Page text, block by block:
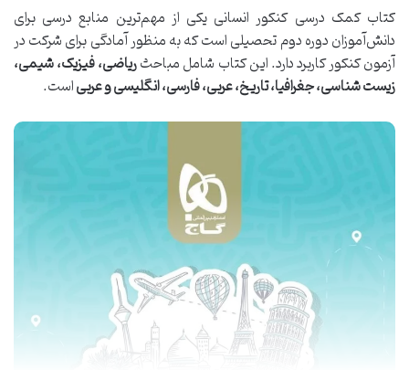
کتاب کمک درسی کنکور انسانی یکی از مهم‌ترین منابع درسی برای
دانش‌آموزان دوره دوم تحصیلی است که به منظور آمادگی برای شرکت در
آزمون کنکور کاربرد دارد. این کتاب شامل مباحثریاضی، فیزیک، شیمی،
زیست شناسی، جغرافیا، تاریخ، عربی، فارسی، انگلیسی و عربیاست.